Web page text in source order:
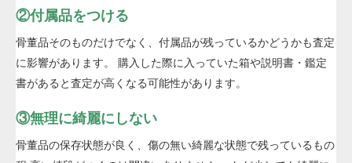
②付属品をつける
骨董品そのものだけでなく、付属品が残っているかどうかも査定
に影響があります。 購入した際に入っていた箱や説明書・鑑定
書があると査定が高くなる可能性があります。
③無理に綺麗にしない
骨董品の保存状態が良く、傷の無い綺麗な状態で残っているもの